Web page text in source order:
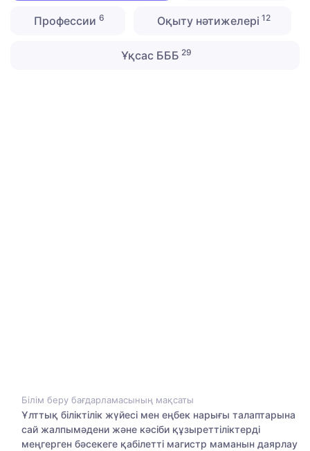
Профессии 6 Оқыту нәтижелері 12
Ұқсас БББ 29
Білім беру бағдарламасының мақсаты
Ұлттық біліктілік жүйесі мен еңбек нарығы талаптарына
сай жалпымәдени және кәсіби құзыреттіліктерді
меңгерген бәсекеге қабілетті магистр маманын даярлау